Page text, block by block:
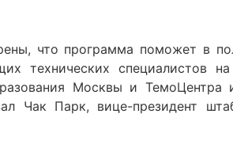
что программа поможет в
технических специалистов
Москвы и ТемоЦентра
Чак Парк, вице-президент